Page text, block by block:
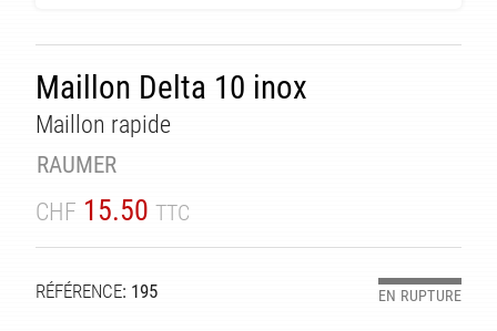
Maillon Delta 10 inox
Maillon rapide
RAUMER
CHF 15.50 TTC
RÉFÉRENCE: 195 EN RUPTURE